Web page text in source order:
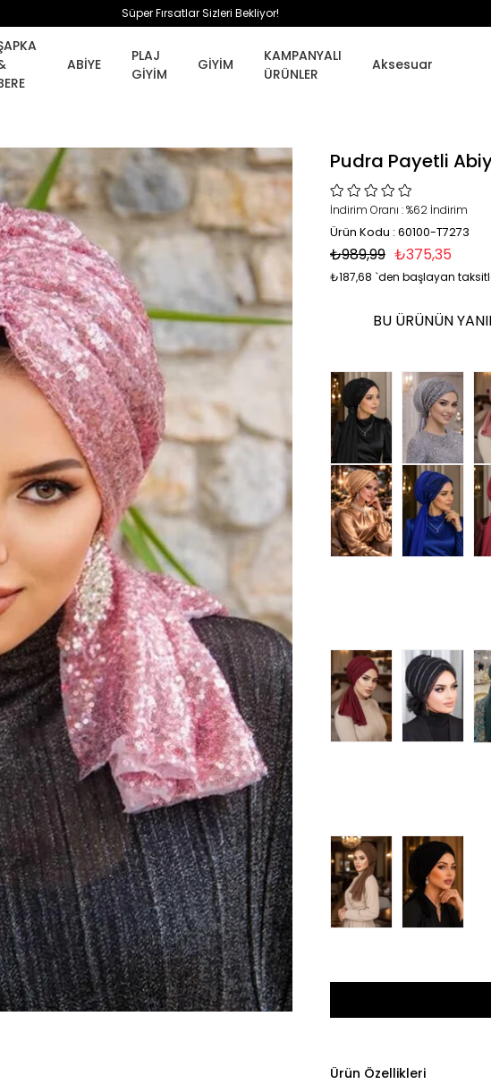
Süper Fırsatlar Sizleri Bekliyor!
ABİYE
PLAJ
GİYİM
GİYİM
KAMPANYALI
ÜRÜNLER
Aksesuar
Pudra Payetli
İndirim Oranı :%62 İndirim
Ürün Kodu : 60100-T7273
₺989,99 ₺375,35
₺187,68 `den başlayan
BU ÜRÜNÜN
Ürün Özellikleri